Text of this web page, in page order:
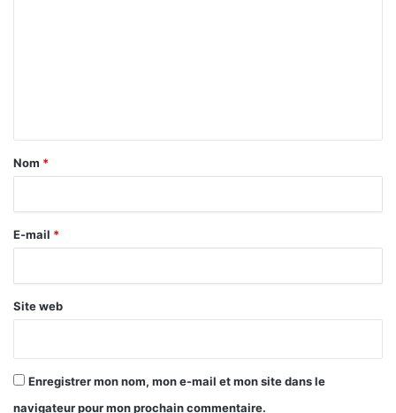
a
r
e
Nom *
E-mail *
Site web
Enregistrer mon nom, mon e-mail et mon site dans le
navigateur pour mon prochain commentaire.